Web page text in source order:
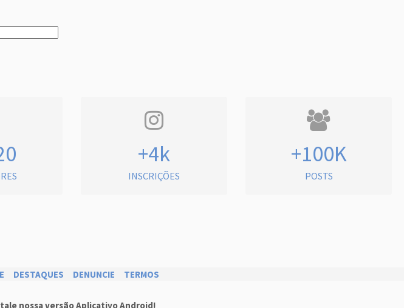
+4k
INSCRIÇÕES
+100K
POSTS
DESTAQUES DENUNCIE TERMOS
nossa versão Aplicativo Android!